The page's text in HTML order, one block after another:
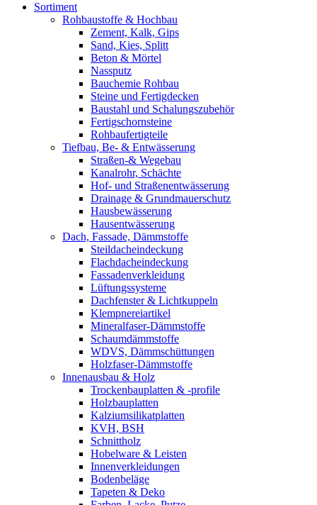
Sortiment
Rohbaustoffe & Hochbau
Zement, Kalk, Gips
Sand, Kies, Splitt
Beton & Mörtel
Nassputz
Bauchemie Rohbau
Steine und Fertigdecken
Baustahl und Schalungszubehör
Fertigschornsteine
Rohbaufertigteile
Tiefbau, Be- & Entwässerung
Straßen-& Wegebau
Kanalrohr, Schächte
Hof- und Straßenentwässerung
Drainage & Grundmauerschutz
Hausbewässerung
Hausentwässerung
Dach, Fassade, Dämmstoffe
Steildacheindeckung
Flachdacheindeckung
Fassadenverkleidung
Lüftungssysteme
Dachfenster & Lichtkuppeln
Klempnereiartikel
Mineralfaser-Dämmstoffe
Schaumdämmstoffe
WDVS, Dämmschüttungen
Holzfaser-Dämmstoffe
Innenausbau & Holz
Trockenbauplatten & -profile
Holzbauplatten
Kalziumsilikatplatten
KVH, BSH
Schnittholz
Hobelware & Leisten
Innenverkleidungen
Bodenbeläge
Tapeten & Deko